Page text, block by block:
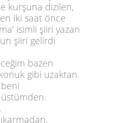
kurşuna dizilen,
iki saat önce
isimli şiiri yazan
şiiri gelirdi
bazen
gibi uzaktan.
üstümden.